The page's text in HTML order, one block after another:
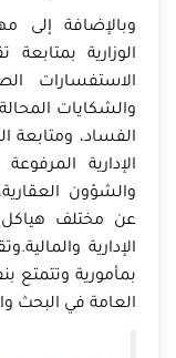
وبالإضافة إلى
الوزارية
الاستفسارات
والشكايات
الفساد، ومتابعة
الإدارية
والشؤون
عن مختلف هياكل
الإدارية
بمأمورية وتتمتع
العامة في البحث